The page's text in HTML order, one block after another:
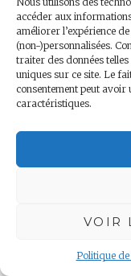
accéder aux
améliorer l’expérience
(non-)personnalisées.
traiter des données
uniques sur ce site. Le
consentement peut
caractéristiques.
VOIR
Politique